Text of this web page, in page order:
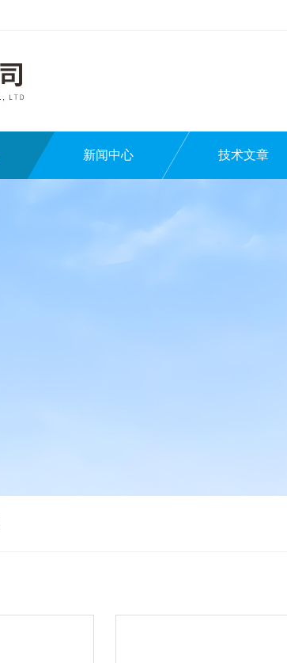
新闻中心 技术文章